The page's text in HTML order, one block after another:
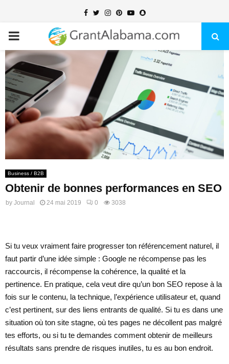
Facebook
TwitterInstagram
PinterestYoutubeSnapchat
PRIMARY
MENU
Business / B2B
Obtenir de bonnes performances en SEO
by Journal 24 mai 2019 0 3038
Si tu veux vraiment faire progresser ton référencement naturel, il
faut partir d’une idée simple : Google ne récompense pas les
raccourcis, il récompense la cohérence, la qualité et la
pertinence. En pratique, cela veut dire qu’un bon SEO repose à la
fois sur le contenu, la technique, l’expérience utilisateur et, quand
c’est pertinent, sur des liens entrants de qualité. Si tu es dans une
situation où ton site stagne, où tes pages ne décollent pas malgré
tes efforts, ou si tu te demandes comment obtenir de meilleurs
résultats sans prendre de risques inutiles, tu es au bon endroit.